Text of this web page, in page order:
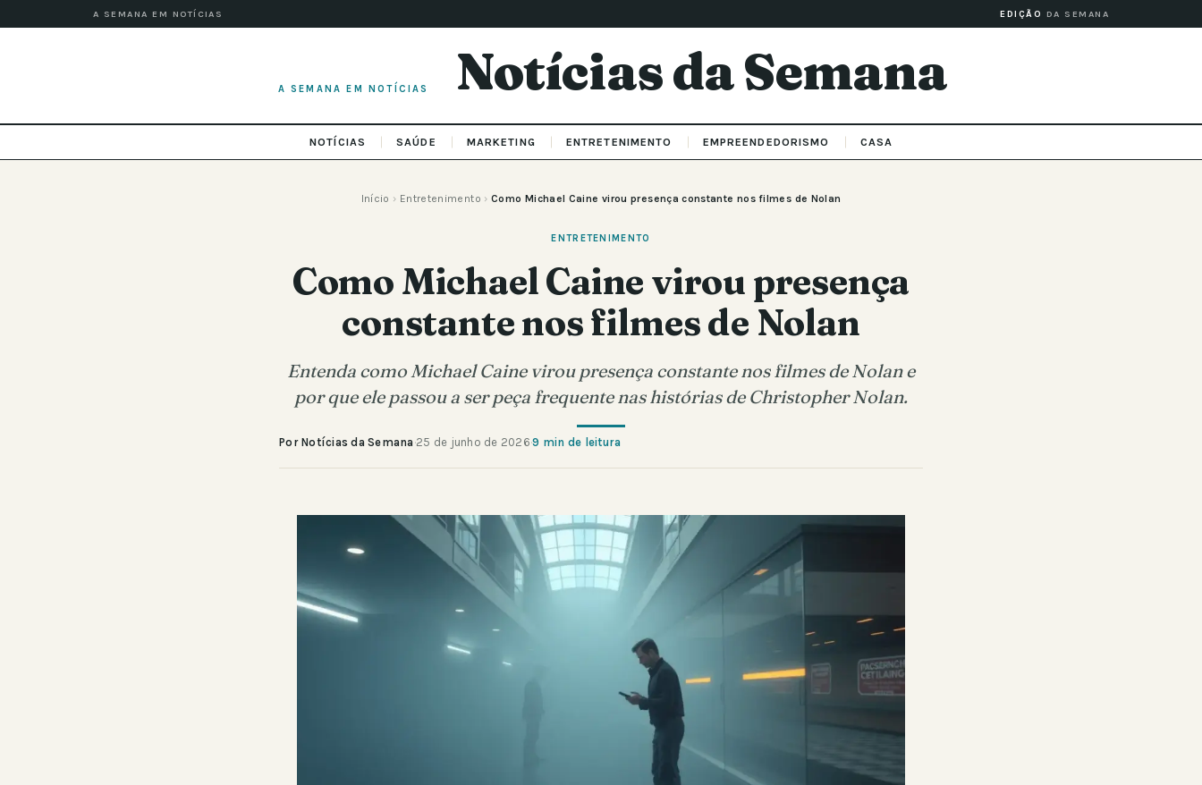
A SEMANA EM NOTÍCIAS EDIÇÃO DA SEMANA
A SEMANA EM NOTÍCIAS Notícias da Semana
NOTÍCIAS SAÚDE MARKETING ENTRETENIMENTO EMPREENDEDORISMO CASA
Início › Entretenimento › Como Michael Caine virou presença constante nos filmes de Nolan
ENTRETENIMENTO
Como Michael Caine virou presença
constante nos filmes de Nolan
Entenda como Michael Caine virou presença constante nos filmes de Nolan e
por que ele passou a ser peça frequente nas histórias de Christopher Nolan.
Por Notícias da Semana ·25 de junho de 2026·9 min de leitura